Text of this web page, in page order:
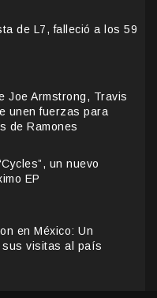
de L7, falleció a los 59
Joe Armstrong, Travis
unen fuerzas para
de Ramones
un nuevo
EP
en México: Un
visitas al país